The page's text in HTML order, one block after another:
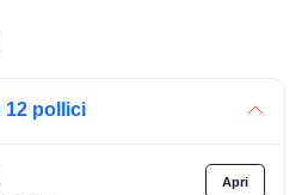
12 pollici